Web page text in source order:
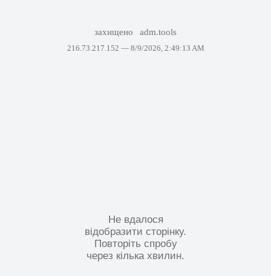
захищено adm.tools
216.73.217.152 — 8/9/2026, 2:49:13 AM
Не вдалося
відобразити сторінку.
Повторіть спробу
через кілька хвилин.